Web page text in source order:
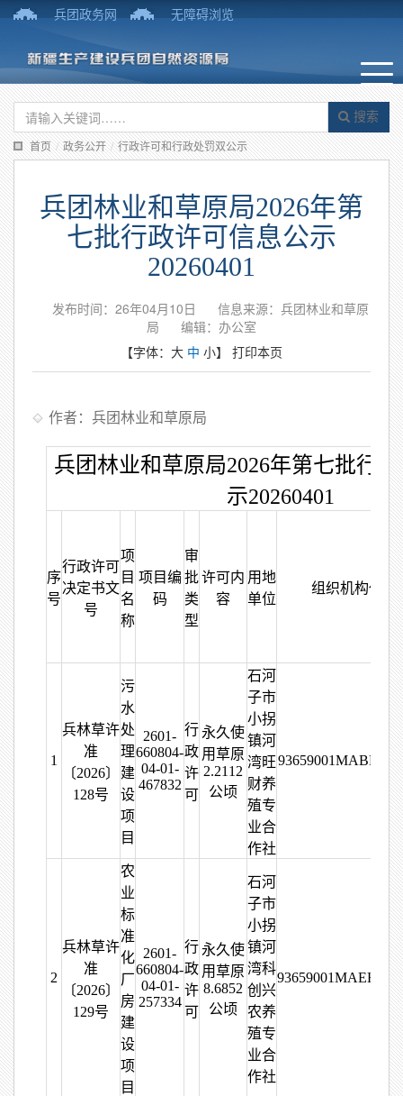
兵团政务网 无障碍浏览
搜索
首页 / 政务公开 / 行政许可和行政处罚双公示
兵团林业和草原局2026年第
七批行政许可信息公示
20260401
发布时间：26年04月10日
信息来源：兵团林业和草原
局
编辑：办公室
【字体： 大 中 小】 打印本页
作者：兵团林业和草原局
兵团林业和草原局2026年第七批行
示20260401
序
号
行政许可
决定书文
号
项
目
名
称
项目编
码
审
批
类
型
许可内
容
用地
单位
组织机构代码
1
兵林草许
准
〔2026〕
128号
污
水
处
理
建
设
项
目
2601-
660804-
04-01-
467832
行
政
许
可
永久使
用草原
2.2112
公顷
石河
子市
小拐
镇河
湾旺
财养
殖专
业合
作社
2
兵林草许
准
〔2026〕
129号
农
业
标
准
化
厂
房
建
设
项
目
2601-
660804-
04-01-
257334
行
政
许
可
永久使
用草原
8.6852
公顷
石河
子市
小拐
镇河
湾科
创兴
农养
殖专
业合
作社